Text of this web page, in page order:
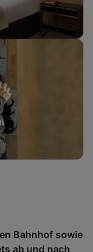
Bahnhof sowie
ab und nach